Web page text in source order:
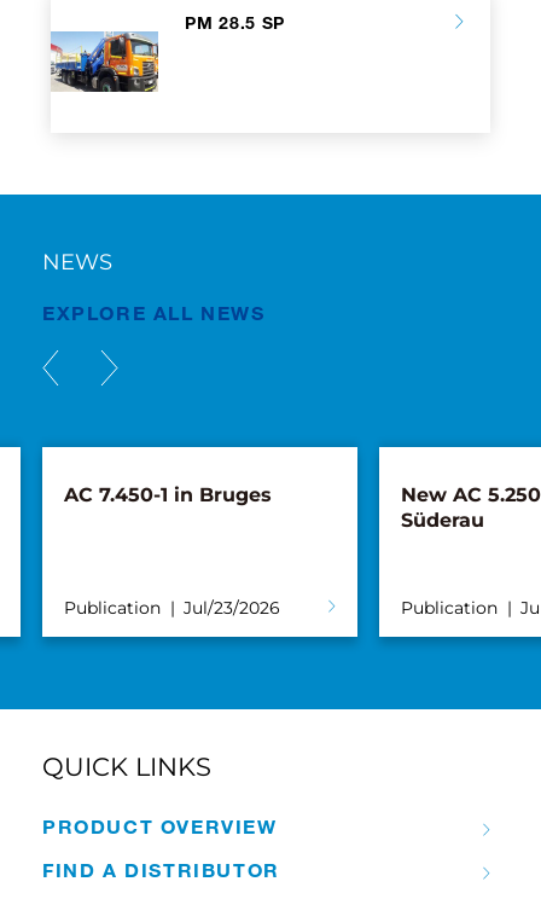
PM 28.5 SP
NEWS
EXPLORE ALL NEWS
AC 7.450-1 in Bruges
Publication Jul/23/2026
New AC
Süderau
Publication
QUICK LINKS
PRODUCT OVERVIEW
FIND A DISTRIBUTOR